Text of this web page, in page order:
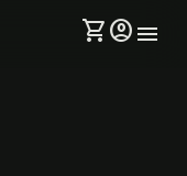
shopping_cartaccount_circlemenu